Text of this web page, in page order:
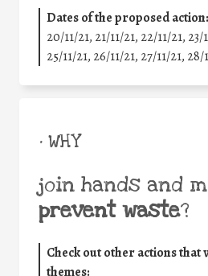
Dates of the proposed action:
20/11/21, 21/11/21, 22/11/21, 23/
25/11/21, 26/11/21, 27/11/21, 28/
• WHY
join hands and
prevent waste?
Check out other actions that
themes: